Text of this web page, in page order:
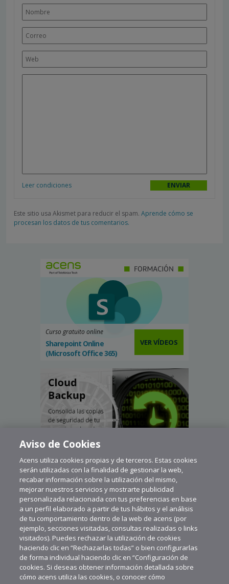
Leer condiciones
Este sitio usa Akismet para reducir el spam. Aprende cómo se
procesan los datos de tus comentarios.
Curso gratuito online
Sharepoint Online
(Microsoft Office 365)
VER VÍDEOS
Aviso de Cookies
Acens utiliza cookies propias y de terceros. Estas cookies
serán utilizadas con la finalidad de gestionar la web,
recabar información sobre la utilización del mismo,
mejorar nuestros servicios y mostrarte publicidad
personalizada relacionada con tus preferencias en base
a un perfil elaborado a partir de tus hábitos y el análisis
de tu comportamiento dentro de la web de acens (por
ejemplo, secciones visitadas, consultas realizadas o links
visitados). Puedes rechazar la utilización de cookies
haciendo clic en “Rechazarlas todas” o bien configurarlas
de forma individual haciendo clic en “Configuración de
cookies. Si deseas obtener información detallada sobre
cómo acens utiliza las cookies, o conocer cómo